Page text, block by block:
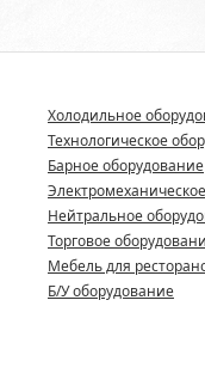
Холодильное
Технологическое
Барное оборудование
Нейтральное
Торговое
Мебель для
Б/У оборудование